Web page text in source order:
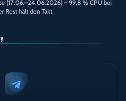
(17.06.–24.06.2026) – 99,8 % CPU bei
Rest hält den Takt